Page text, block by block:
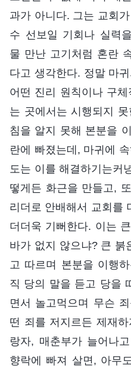
과가 아니다. 그는 교회
수 선보일 기회나 실력
물 만난 고기처럼 혼란
다고 생각한다. 정말 마
어떤 진리 원칙이나 구
는 곳에서는 시행되지
침을 알지 못해 본분을
란에 빠졌는데, 마귀에
도는 이를 해결하기는커
떻게든 화근을 만들고,
리더로 안배해서 교회를
더더욱 기뻐한다. 이는
바가 없지 않으냐? 큰 붉
고 따르며 본분을 이행
직 당의 말을 듣고 당을
면서 놀고먹으며 무슨
떤 죄를 저지르든 제재
랑자, 매춘부가 늘어나
향락에 빠져 살면, 아무